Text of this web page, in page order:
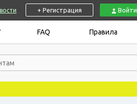
+ Регистрация Войти
FAQ Правила